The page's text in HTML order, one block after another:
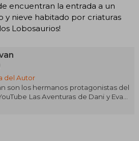
encuentran la entrada a un
y nieve habitado por criaturas
Lobosaurios!
del Autor
son los hermanos protagonistas del
Las Aventuras de Dani y Evan.
es conocido por su universo de